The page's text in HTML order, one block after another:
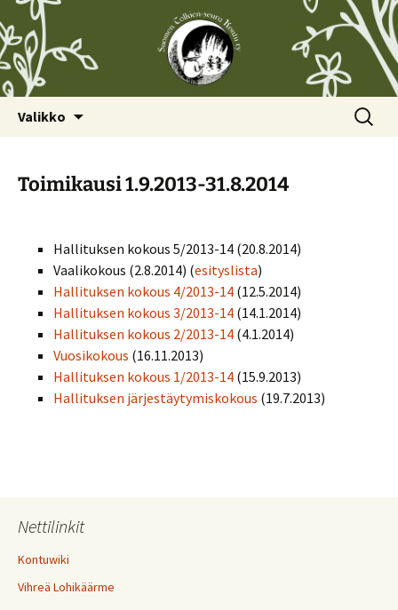
Valikko Haku:
Toimikausi 1.9.2013-31.8.2014
Hallituksen kokous 5/2013-14 (20.8.2014)
Vaalikokous (2.8.2014) (esityslista)
Hallituksen kokous 4/2013-14 (12.5.2014)
Hallituksen kokous 3/2013-14 (14.1.2014)
Hallituksen kokous 2/2013-14 (4.1.2014)
Vuosikokous (16.11.2013)
Hallituksen kokous 1/2013-14 (15.9.2013)
Hallituksen järjestäytymiskokous (19.7.2013)
Nettilinkit
Kontuwiki
Vihreä Lohikäärme